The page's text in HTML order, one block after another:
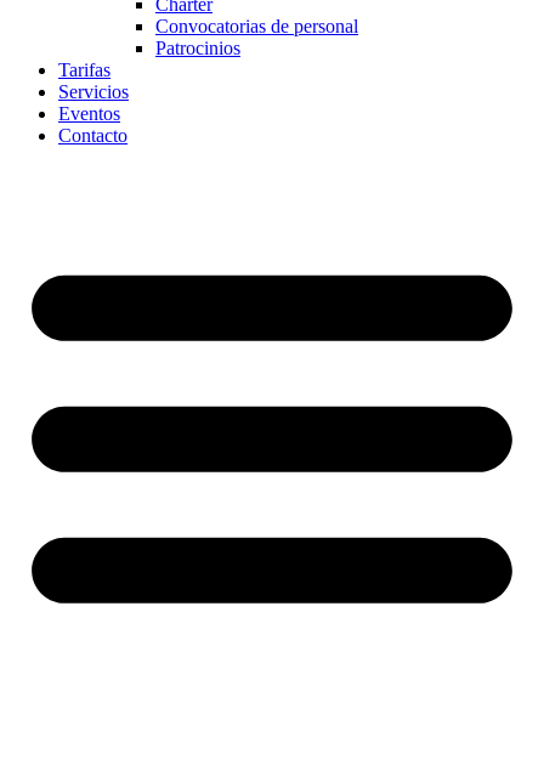
Charter
Convocatorias de personal
Patrocinios
Tarifas
Servicios
Eventos
Contacto